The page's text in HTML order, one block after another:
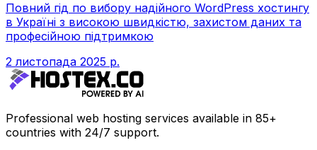
Повний гід по вибору надійного WordPress хостингу
в Україні з високою швидкістю, захистом даних та
професійною підтримкою
2 листопада 2025 р.
Professional web hosting services available in 85+
countries with 24/7 support.